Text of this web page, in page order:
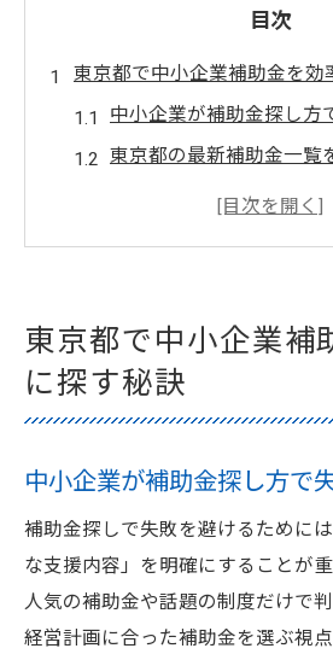
目次
東京都で中小企業補助金を効
中小企業が補助金探し方
東京都の最新補助金一覧
中小企業向け補助金の探
最新の補助金一覧を活用した
中小企業向け補助金一覧
東京都中小企業補助金一
効率良く補助金一覧から
東京都中小企業補助金の
中小企業が自社に合う制度を
自社に合う東京都補助金
中小企業が補助金探し方
東京都で中小企業補
に探す秘訣
中小企業が補助金探し方で
補助金探しで失敗を避けるために
な支援内容」を明確にすることが重
人気の補助金や話題の制度だけで
経営計画に合った補助金を選ぶ視